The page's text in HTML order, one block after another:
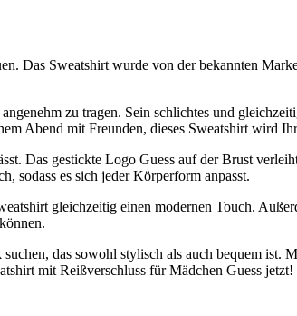
Das Sweatshirt wurde von der bekannten
zu tragen. Sein schlichtes und
Abend mit Freunden, dieses Sweatshirt wird
Das gestickte Logo Guess auf der Brust
sodass es sich jeder Körperform anpasst.
gleichzeitig einen modernen Touch.
das sowohl stylisch als auch bequem ist.
mit Reißverschluss für Mädchen Guess jetzt!